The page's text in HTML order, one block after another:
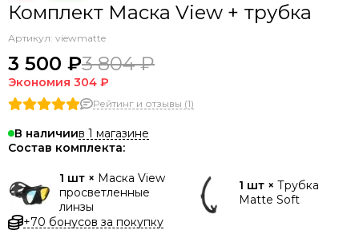
Комплект Маска View + трубка
Артикул: viewmatte
3 500 ₽3 804 ₽
Экономия 304 ₽
Рейтинг и отзывы (1)
В наличиив 1 магазине
Состав комплекта:
1 шт × Маска View
просветленные
линзы
1 шт × Трубка
Matte Soft
+70 бонусов за покупку